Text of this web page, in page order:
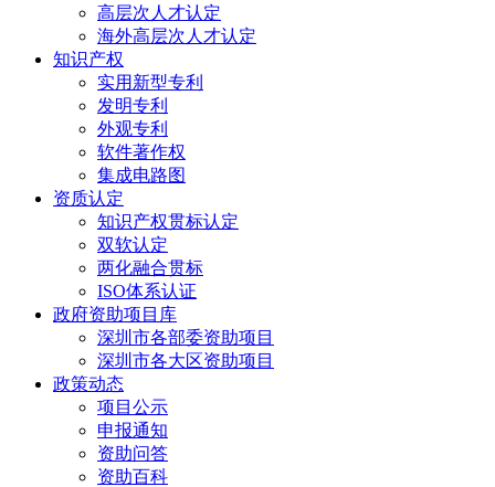
高层次人才认定
海外高层次人才认定
知识产权
实用新型专利
发明专利
外观专利
软件著作权
集成电路图
资质认定
知识产权贯标认定
双软认定
两化融合贯标
ISO体系认证
政府资助项目库
深圳市各部委资助项目
深圳市各大区资助项目
政策动态
项目公示
申报通知
资助问答
资助百科